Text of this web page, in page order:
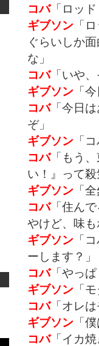
コバ「ロッ
ギブソン 「
ぐらいしか
な」
コバ「いや
ギブソン 「
コバ「今日
ぞ」
ギブソン 「
コバ「もう
い！』って
ギブソン 「
コバ「住ん
やけど、味
ギブソン 「
ーします？」
コバ「やっ
ギブソン 「
コバ「オレ
ギブソン 「
コバ「イカ